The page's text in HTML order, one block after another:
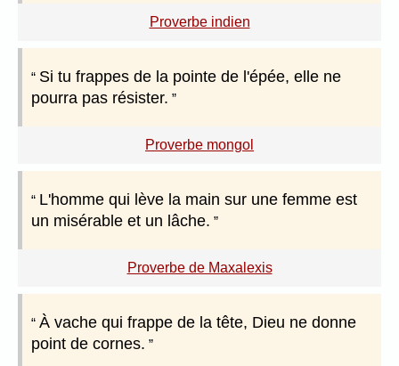
Proverbe indien
Si tu frappes de la pointe de l'épée, elle ne
pourra pas résister.
Proverbe mongol
L'homme qui lève la main sur une femme est
un misérable et un lâche.
Proverbe de Maxalexis
À vache qui frappe de la tête, Dieu ne donne
point de cornes.